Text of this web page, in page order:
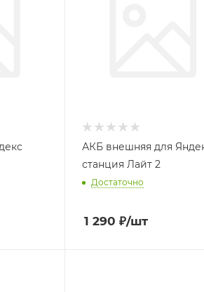
АКБ внешняя для
станция Лайт 2
Достаточно
1 290 ₽/шт